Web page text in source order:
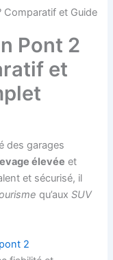
Comparatif et Guide
Pont 2
et
des garages
élevée et
et sécurisé, il
qu’auxSUV
pont 2